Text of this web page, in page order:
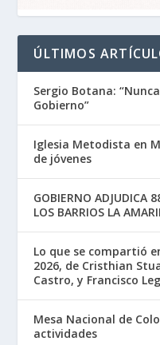
ÚLTIMOS
Sergio Botana:
Gobierno”
Iglesia Metodista en
de jóvenes
GOBIERNO ADJUDICA
LOS BARRIOS LA
Lo que se compartió
2026, de Cristhian
Castro, y Francisco
Mesa Nacional de
actividades